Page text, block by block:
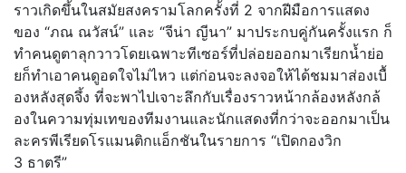
ราวเกิดขึ้นในสมัยสงครามโลกครั้งที่ 2 จากฝีมือการแสดง
ของ “ภณ ณวัสน์” และ “จีน่า ญีนา” มาประกบคู่กันครั้งแรก ก็
ทำคนดูตาลุกวาวโดยเฉพาะทีเซอร์ที่ปล่อยออกมาเรียกน้ำย่อ
ยก็ทำเอาคนดูอดใจไม่ไหว แต่ก่อนจะลงจอให้ได้ชมมาส่องเบื้
องหลังสุดจึ้ง ที่จะพาไปเจาะลึกกับเรื่องราวหน้ากล้องหลังกล้
องในความทุ่มเทของทีมงานและนักแสดงที่กว่าจะออกมาเป็น
ละครพีเรียดโรแมนติกแอ็กชันในรายการ “เปิดกองวิก
3 ธาตรี”